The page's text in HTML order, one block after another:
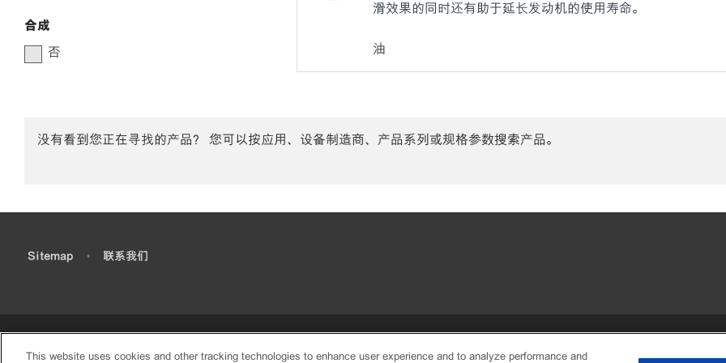
合成
否
滑效果的同时还有助于延长发动机的使用寿命。
油
没有看到您正在寻找的产品？ 您可以按应用、设备制造商、产品系列或规格参数搜索产品。
Sitemap • 联系我们
• Privacy center (Do not sell or share
This website uses cookies and other tracking technologies to enhance user experience and to analyze performance and